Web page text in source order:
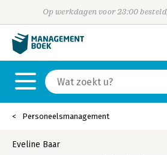
Op werkdagen voor 23:00
Personeelsmanagement
Eveline Baar